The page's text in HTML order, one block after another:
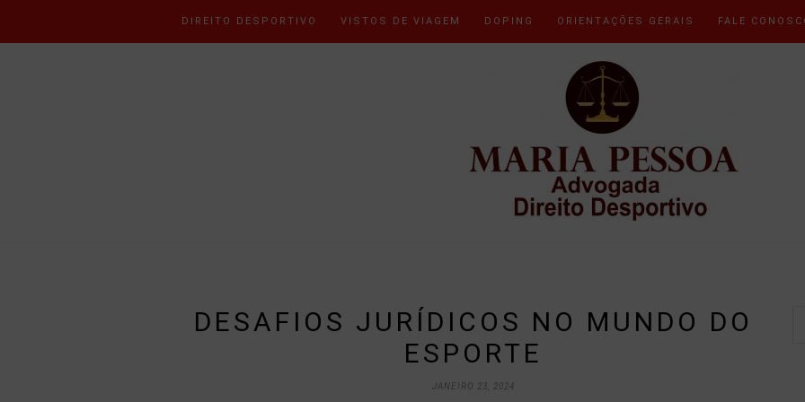
DIREITO DESPORTIVO VISTOS DE VIAGEM DOPING ORIENTAÇÕES GERAIS FALE
DESAFIOS JURÍDICOS NO MUNDO DO
ESPORTE
JANEIRO 23, 2024